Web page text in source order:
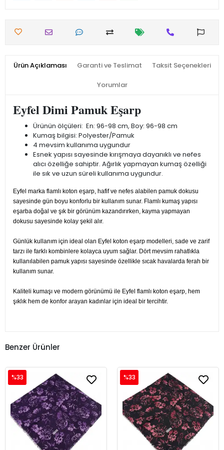
Ürün Açıklaması Garanti ve Teslimat Taksit Seçenekleri
Yorumlar
Eyfel Dimi Pamuk Eşarp
Ürünün ölçüleri: En: 96-98 cm, Boy: 96-98 cm
Kumaş bilgisi: Polyester/Pamuk
4 mevsim kullanıma uygundur
Esnek yapısı sayesinde kırışmaya dayanıklı ve nefes
alıcı özelliğe sahiptir. Ağırlık yapmayan kumaş özelliği
ile sık ve uzun süreli kullanıma uygundur.
Eyfel marka flamlı koton eşarp, hafif ve nefes alabilen pamuk dokusu
sayesinde gün boyu konforlu bir kullanım sunar. Flamlı kumaş yapısı
eşarba doğal ve şık bir görünüm kazandırırken, kayma yapmayan
dokusu sayesinde kolay şekil alır.
Günlük kullanım için ideal olan Eyfel koton eşarp modelleri, sade ve zarif
tarzı ile farklı kombinlere kolayca uyum sağlar. Dört mevsim rahatlıkla
kullanılabilen pamuk yapısı sayesinde özellikle sıcak havalarda ferah bir
kullanım sunar.
Kaliteli kumaşı ve modern görünümü ile Eyfel flamlı koton eşarp, hem
şıklık hem de konfor arayan kadınlar için ideal bir tercihtir.
Benzer Ürünler
%33 %33